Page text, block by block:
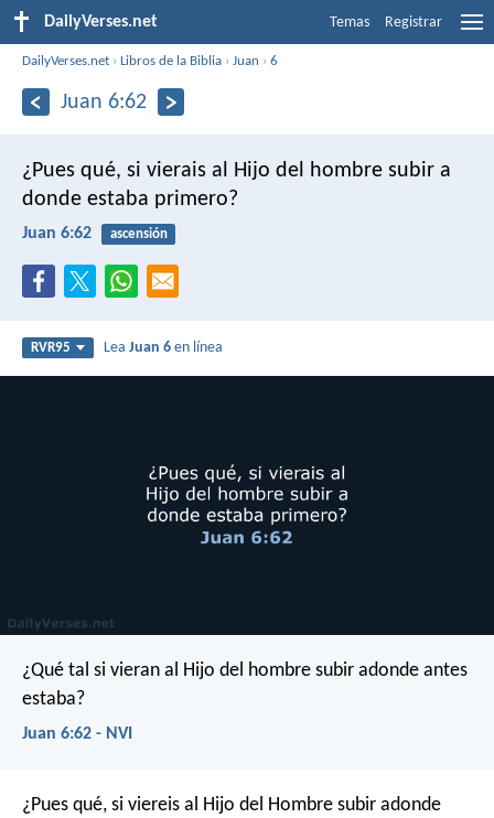
DailyVerses.net Temas Registrar
DailyVerses.net ›Libros de la Biblia ›Juan ›6
Juan 6:62
¿Pues qué, si vierais al Hijo del hombre subir a
donde estaba primero?
Juan 6:62 ascensión
RVR95 LeaJuan 6 en línea
¿Qué tal si vieran al Hijo del hombre subir adonde antes
estaba?
Juan 6:62 - NVI
¿Pues qué, si viereis al Hijo del Hombre subir adonde